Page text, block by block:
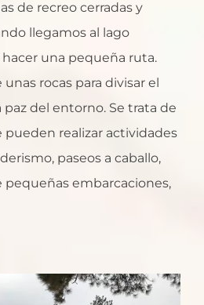
de recreo cerradas y
llegamos al lago
una pequeña ruta.
rocas para divisar el
paz del entorno. Se trata de
pueden realizar actividades
paseos a caballo,
pequeñas embarcaciones,